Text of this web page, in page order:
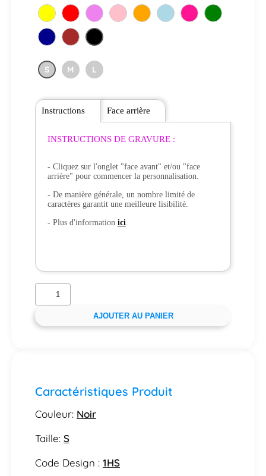
S M L
Instructions
INSTRUCTIONS DE GRAVURE :
- Cliquez sur l'onglet "face avant" et/ou "face
arrière" pour commencer la personnalisation.
- De manière générale, un nombre limité de
caractères garantit une meilleure lisibilité.
- Plus d'information ici.
Face arrière
AJOUTER AU PANIER
Caractéristiques Produit
Couleur: Noir
Taille: S
Code Design : 1HS